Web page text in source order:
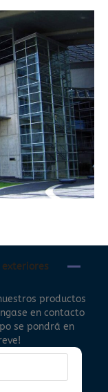
productos
en contacto
se pondrá en